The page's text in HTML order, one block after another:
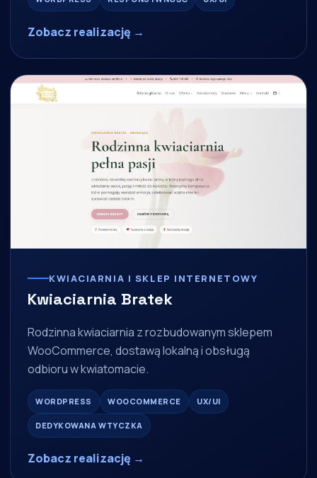
Zobacz realizację →
KWIACIARNIA I SKLEP INTERNETOWY
Kwiaciarnia Bratek
Rodzinna kwiaciarnia z rozbudowanym sklepem
WooCommerce, dostawą lokalną i obsługą
odbioru w kwiatomacie.
WORDPRESS WOOCOMMERCE UX/UI
DEDYKOWANA WTYCZKA
Zobacz realizację →